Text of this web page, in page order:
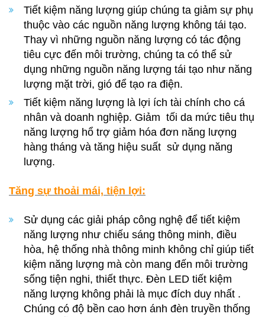
Tiết kiệm năng lượng giúp chúng ta giảm sự phụ
thuộc vào các nguồn năng lượng không tái tạo.
Thay vì những nguồn năng lượng có tác động
tiêu cực đến môi trường, chúng ta có thể sử
dụng những nguồn năng lượng tái tạo như năng
lượng mặt trời, gió để tạo ra điện.
Tiết kiệm năng lượng là lợi ích tài chính cho cá
nhân và doanh nghiệp. Giảm tối da mức tiêu thụ
năng lượng hổ trợ giảm hóa đơn năng lượng
hàng tháng và tăng hiệu suất sử dụng năng
lượng.
Tăng sự thoải mái, tiện lợi:
Sử dụng các giải pháp công nghệ để tiết kiệm
năng lượng như chiếu sáng thông minh, điều
hòa, hệ thống nhà thông minh không chỉ giúp tiết
kiệm năng lượng mà còn mang đến môi trường
sống tiện nghi, thiết thực. Đèn LED tiết kiệm
năng lượng không phải là mục đích duy nhất .
Chúng có độ bền cao hơn ánh đèn truyền thống